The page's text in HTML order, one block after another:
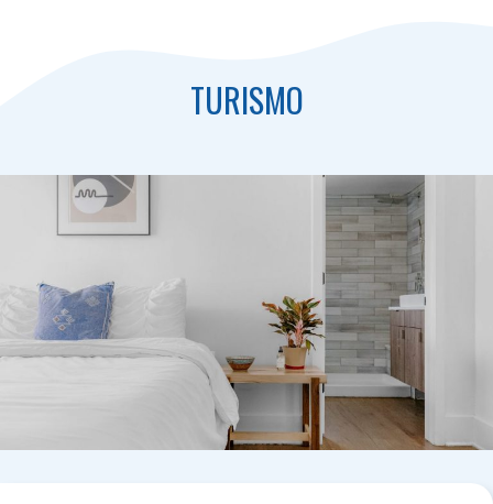
TURISMO